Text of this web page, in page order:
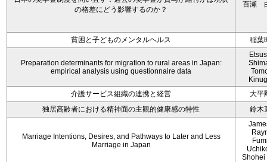
の格差にどう影響するのか？
百瀬
貧困と子どものメンタルヘルス 稲葉
Preparation determinants for migration to rural areas in Japan:
empirical analysis using questionnaire data
介護サービス組織の連携と経営
大平
独居高齢者における精神面の主観的健康感の特性
鈴木
Marriage Intentions, Desires, and Pathways to Later and Less
Marriage in Japan
Shohei